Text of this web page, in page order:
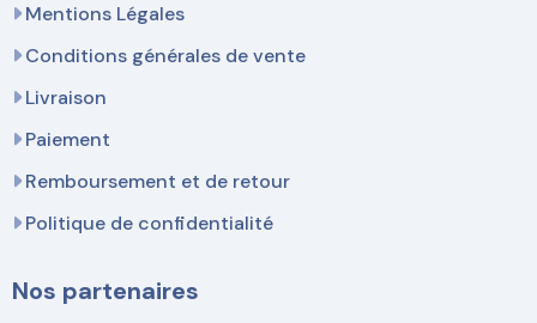
Mentions Légales
Conditions générales de vente
Livraison
Paiement
Remboursement et de retour
Politique de confidentialité
Nos partenaires